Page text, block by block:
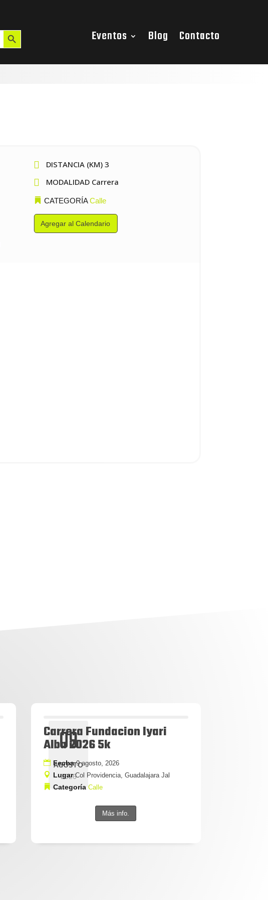
Botón de búsqueda Eventos Blog Contacto
 DISTANCIA (KM) 3
 MODALIDAD Carrera
CATEGORÍACalle
Agregar al Calendario
09
AGOSTO
2026
Carrera Fundacion Iyari
Alba 2026 5k
Fecha9 agosto, 2026
LugarCol Providencia, Guadalajara Jal
CategoríaCalle
Más info.